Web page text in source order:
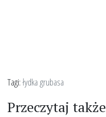
Tagi:łydka grubasa
Przeczytaj także